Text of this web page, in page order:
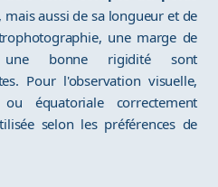
, mais aussi de sa longueur et de
une marge de
bonne rigidité sont
Pour l'observation visuelle,
équatoriale correctement
selon les préférences de